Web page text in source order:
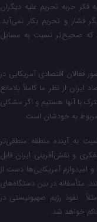
فکر حربه تحریم علیه دیگران
فشار و تحریم بکار نمی‌آید.
که صحیح‌تر نسبت به مسایل
فعالان اقتصادی آمریکایی در
از نظر ما کاملاً بلامانع
با آنها هستیم و اگر مشکلی
به خودشان است.
به آینده منطقه منطقی‌تر
و نقش‌آفرینی ایران قابل
آمریکایی‌ها دست از
متأسفانه در بین دستگاه‌های
نفوذ رژیم صهیونیستی در
خواهد شد.